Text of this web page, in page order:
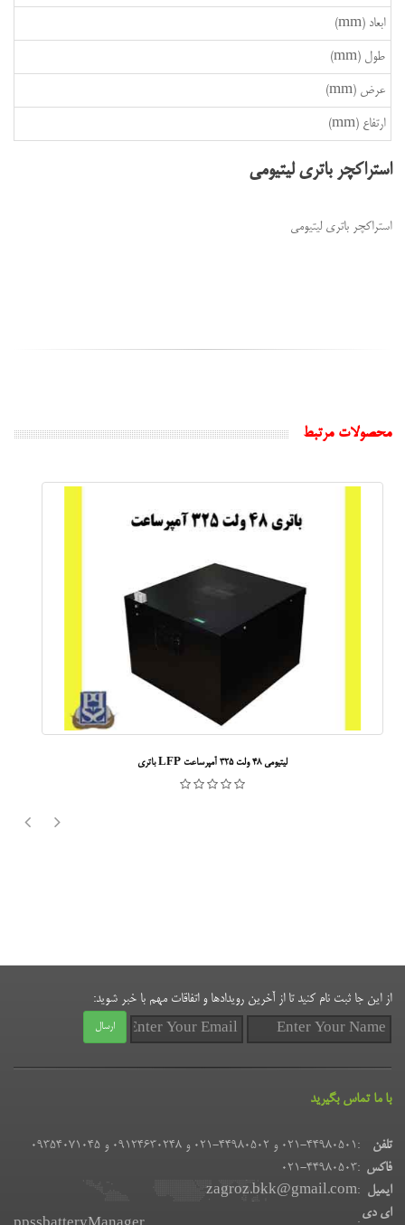
ابعاد (mm)
طول (mm)
عرض (mm)
ارتفاع (mm)
استراکچر باتری لیتیومی
استراکچر باتری لیتیومی
محصولات مرتبط
باتری LFP لیتیومی 48 ولت 325 آمپرساعت
از این جا ثبت نام کنید تا از آخرین رویدادها و اتفاقات مهم با خبر شوید:
ارسال
با ما تماس بگیرید
تلفن :021-44980501 و 44980502-021 و 09124630248 و 09354071045
فاکس :
021-44980503
ایمیل :
zagroz.bkk@gmail.com
ای دی